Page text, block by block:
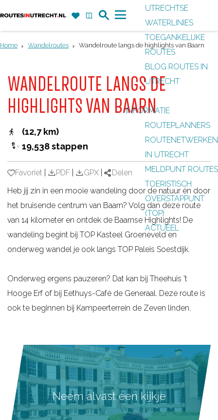
F
a
v
i
e
n
a
a
o
e
M
e
UTRECHTSE
WATERLINIES
TOEGANKELIJKE
ROUTES
BLOG ROUTES IN
UTRECHT
INFORMATIE
ROUTEPLANNERS
ROUTENETWERKEN
IN UTRECHT
MELDPUNT ROUTES
TOERISTISCH
OVERSTAPPUNT
(TOP)
ACTUEEL
Home Wandelroutes Wandelroute langs de highlights van Baarn
WANDELROUTE LANGS DE
HIGHLIGHTS VAN BAARN
(12,7 km)
19,538 stappen
Favoriet
Favoriet PDF GPX
Delen
Heb jij zin in een mooie wandeling door de natuur én door
het bruisende centrum van Baarn? Volg dan deze route
van 14 kilometer en ontdek de Baarnse Highlights! De
wandeling begint bij TOP Kasteel Groeneveld en
onderweg wandel je ook langs TOP Paleis Soestdijk.
Onderweg ergens pauzeren? Dat kan bij Theehuis 't
Hooge Erf of bij Eethuys-Café de Generaal. Deze route is
ook te beginnen bij Kampeerterrein de Zeven linden.
Neem alvast een kijkje